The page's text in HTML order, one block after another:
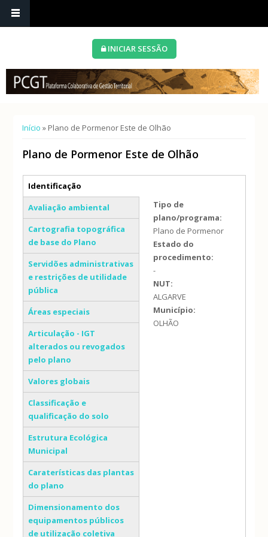
INICIAR SESSÃO
Está aqui
Início » Plano de Pormenor Este de Olhão
Plano de Pormenor Este de Olhão
Separadores verticais
Identificação
(separador ativo)
Avaliação ambiental
Cartografia topográfica
de base do Plano
Servidões administrativas
e restrições de utilidade
pública
Áreas especiais
Articulação - IGT
alterados ou revogados
pelo plano
Valores globais
Classificação e
qualificação do solo
Estrutura Ecológica
Municipal
Caraterísticas das plantas
do plano
Dimensionamento dos
equipamentos públicos
de utilização coletiva
Tipo de
plano/programa:
Plano de Pormenor
Estado do
procedimento:
-
NUT:
ALGARVE
Município:
OLHÃO